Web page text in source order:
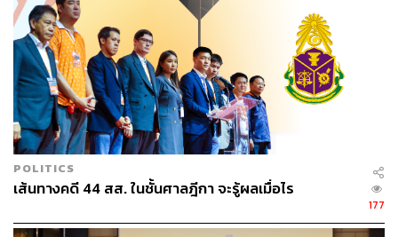
POLITICS
เส้นทางคดี 44 สส. ในชั้นศาลฎีกา จะรู้ผลเมื่อไร
177